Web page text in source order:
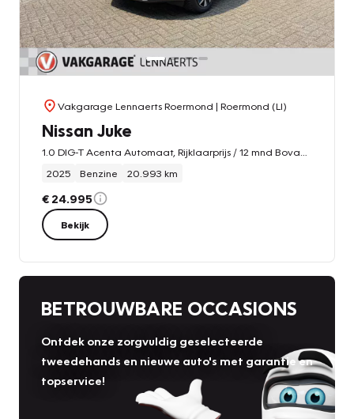
Vakgarage Lennaerts Roermond | Roermond (LI)
Nissan Juke
2025
Benzine 20.993 km
€ 24.995
Bekijk
BETROUWBARE OCCASIONS
Ontdek onze zorgvuldig geselecteerde
tweedehands en nieuwe auto's met garantie en
topservice!